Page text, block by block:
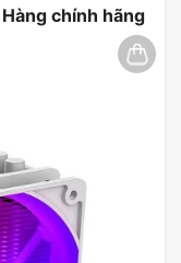
chính hãng